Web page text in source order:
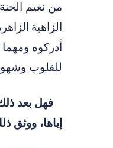
من نعيم
الزاهية
أدركوه
للقلوب
فهل بعد ذلك
إياها، ووثق